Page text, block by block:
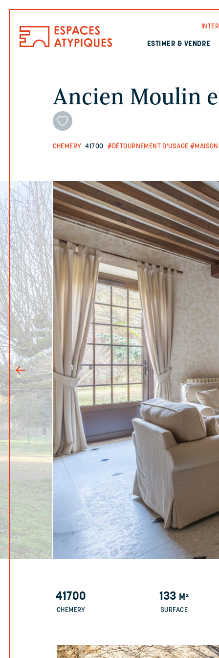
ESTIMER & VENDRE
Ancien Moulin
CHEMERY 41700 #DÉTOURNEMENT D'USAGE #MAISON
1 | 6
41700
CHEMERY
133 M²
SURFACE